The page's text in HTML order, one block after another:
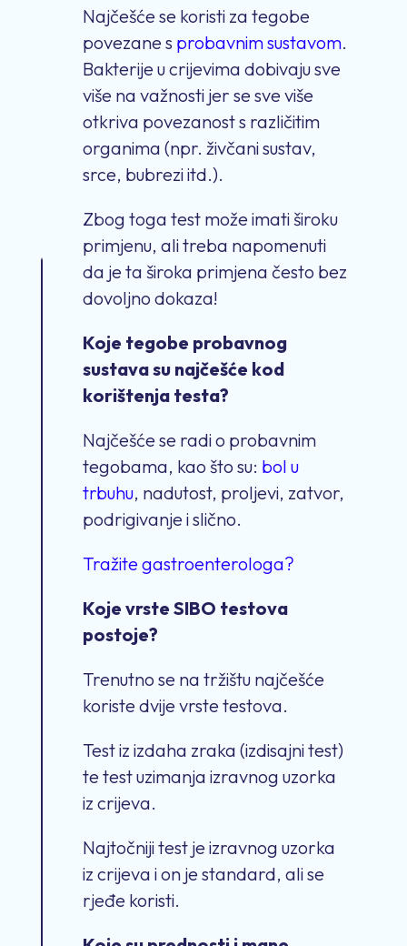
Najčešće se koristi za tegobe
povezane s probavnim sustavom.
Bakterije u crijevima dobivaju sve
više na važnosti jer se sve više
otkriva povezanost s različitim
organima (npr. živčani sustav,
srce, bubrezi itd.).
Zbog toga test može imati široku
primjenu, ali treba napomenuti
da je ta široka primjena često bez
dovoljno dokaza!
Koje tegobe probavnog
sustava su najčešće kod
korištenja testa?
Najčešće se radi o probavnim
tegobama, kao što su: bol u
trbuhu, nadutost, proljevi, zatvor,
podrigivanje i slično.
Tražite gastroenterologa?
Koje vrste SIBO testova
postoje?
Trenutno se na tržištu najčešće
koriste dvije vrste testova.
Test iz izdaha zraka (izdisajni test)
te test uzimanja izravnog uzorka
iz crijeva.
Najtočniji test je izravnog uzorka
iz crijeva i on je standard, ali se
rjeđe koristi.